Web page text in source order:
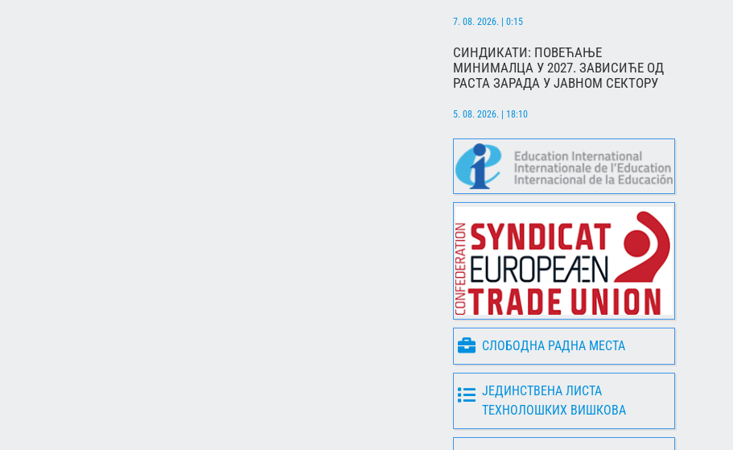
7. 08. 2026. | 0:15
СИНДИКАТИ: ПОВЕЋАЊЕ
МИНИМАЛЦА У 2027. ЗАВИСИЋЕ ОД
РАСТА ЗАРАДА У ЈАВНОМ СЕКТОРУ
5. 08. 2026. | 18:10
СЛОБОДНА РАДНА МЕСТА
ЈЕДИНСТВЕНА ЛИСТА
ТЕХНОЛОШКИХ ВИШКОВА